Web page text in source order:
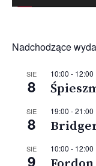
Nadchodzące
SIE
8
10:00 - 12:00
SIE
8
19:00 -21:00
SIE
9
10:00 - 12:00